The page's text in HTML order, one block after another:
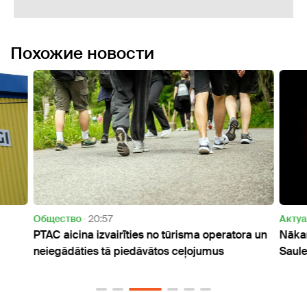
Похожие новости
Oбщество 20:57
PTAC aicina izvairīties no tūrisma operatora un
neiegādāties tā piedāvātos ceļojumus